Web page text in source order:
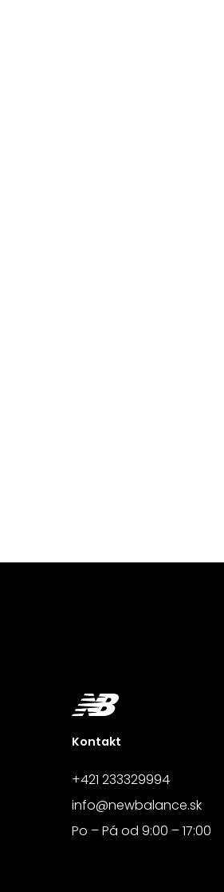
Kontakt
+421 233329994
info@newbalance.sk
Po – Pá od 9:00 – 17:00